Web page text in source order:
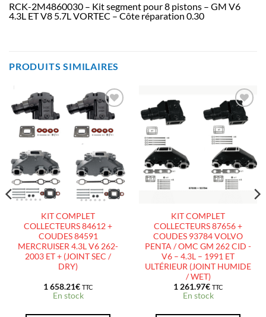
RCK-2M4860030 – Kit segment pour 8 pistons – GM V6
4.3L ET V8 5.7L VORTEC – Côte réparation 0.30
PRODUITS SIMILAIRES
AJOUTER
À LA
LISTE
KIT COMPLET
COLLECTEURS 84612 +
COUDES 84591
MERCRUISER 4.3L V6 262-
2003 ET + (JOINT SEC /
DRY)
1 658.21€ TTC
En stock
AJOUTER
À LA
LISTE
D’ENVIES
KIT COMPLET
COLLECTEURS 87656 +
COUDES 93784 VOLVO
PENTA / OMC GM 262 CID -
V6 – 4.3L – 1991 ET
ULTÉRIEUR (JOINT HUMIDE
/ WET)
1 261.97€ TTC
En stock